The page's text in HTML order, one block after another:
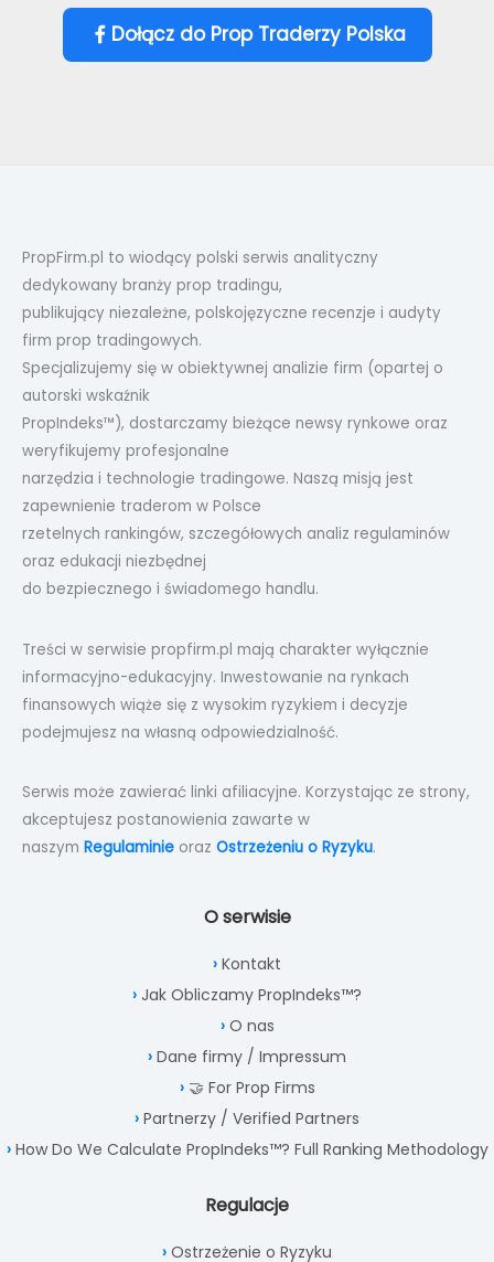
Dołącz do Prop Traderzy Polska
PropFirm.pl to wiodący polski serwis analityczny
dedykowany branży prop tradingu,
publikujący niezależne, polskojęzyczne recenzje i audyty
firm prop tradingowych.
Specjalizujemy się w obiektywnej analizie firm (opartej o
autorski wskaźnik
PropIndeks™), dostarczamy bieżące newsy rynkowe oraz
weryfikujemy profesjonalne
narzędzia i technologie tradingowe. Naszą misją jest
zapewnienie traderom w Polsce
rzetelnych rankingów, szczegółowych analiz regulaminów
oraz edukacji niezbędnej
do bezpiecznego i świadomego handlu.
Treści w serwisie propfirm.pl mają charakter wyłącznie
informacyjno-edukacyjny. Inwestowanie na rynkach
finansowych wiąże się z wysokim ryzykiem i decyzje
podejmujesz na własną odpowiedzialność.
Serwis może zawierać linki afiliacyjne. Korzystając ze strony,
akceptujesz postanowienia zawarte w
naszym Regulaminie oraz Ostrzeżeniu o Ryzyku.
O serwisie
Kontakt
Jak Obliczamy PropIndeks™?
O nas
Dane firmy / Impressum
🤝 For Prop Firms
Partnerzy / Verified Partners
How Do We Calculate PropIndeks™? Full Ranking Methodology
Regulacje
Ostrzeżenie o Ryzyku